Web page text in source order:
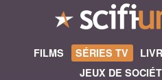
FILMS SÉRIES TV
JEUX DE